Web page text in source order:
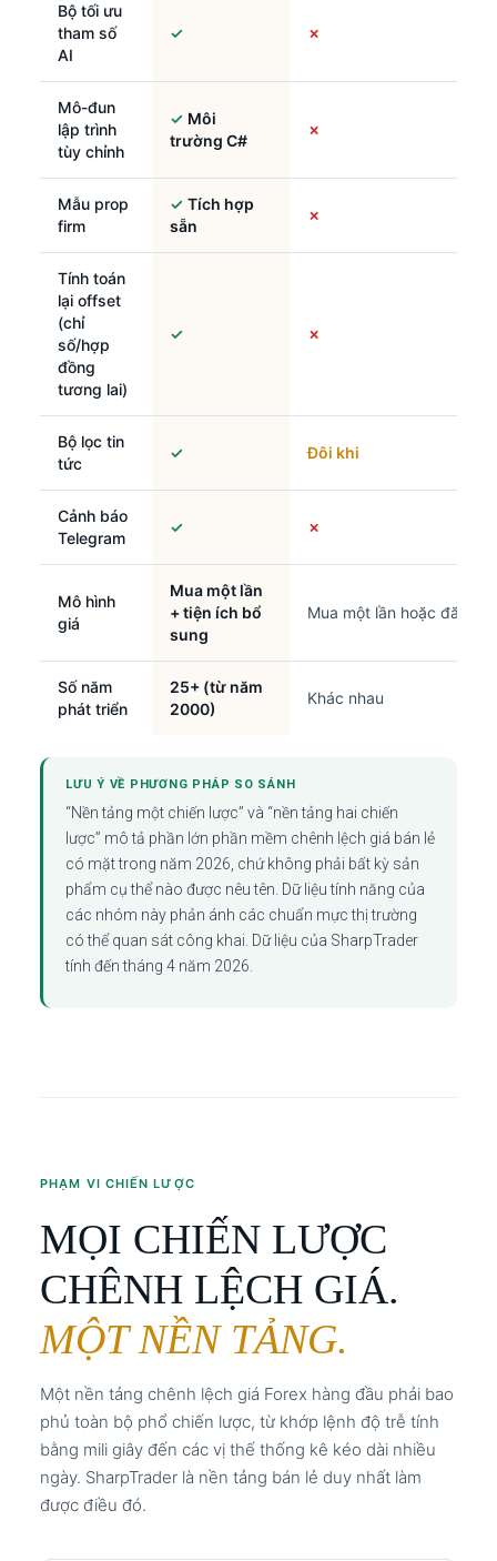
Bộ tối ưu
tham số
AI
✓ ✗
Mô-đun
lập trình
tùy chỉnh
✓ Môi
trường C#
✗
Mẫu prop
firm
✓ Tích hợp
sẵn
✗
Tính toán
lại offset
(chỉ
số/hợp
đồng
tương lai)
✓ ✗
Bộ lọc tin
tức
✓ Đôi khi
Cảnh báo
Telegram
✓ ✗
Mô hình
giá
Mua một lần
+ tiện ích bổ
sung
Mua một lần hoặc đăng
Số năm
phát triển
25+ (từ năm
2000)
Khác nhau
LƯU Ý VỀ PHƯƠNG PHÁP SO SÁNH
“Nền tảng một chiến lược” và “nền tảng hai chiến
lược” mô tả phần lớn phần mềm chênh lệch giá bán lẻ
có mặt trong năm 2026, chứ không phải bất kỳ sản
phẩm cụ thể nào được nêu tên. Dữ liệu tính năng của
các nhóm này phản ánh các chuẩn mực thị trường
có thể quan sát công khai. Dữ liệu của SharpTrader
tính đến tháng 4 năm 2026.
PHẠM VI CHIẾN LƯỢC
MỌI CHIẾN LƯỢC
CHÊNH LỆCH GIÁ.
MỘT NỀN TẢNG.
Một nền tảng chênh lệch giá Forex hàng đầu phải bao
phủ toàn bộ phổ chiến lược, từ khớp lệnh độ trễ tính
bằng mili giây đến các vị thế thống kê kéo dài nhiều
ngày. SharpTrader là nền tảng bán lẻ duy nhất làm
được điều đó.